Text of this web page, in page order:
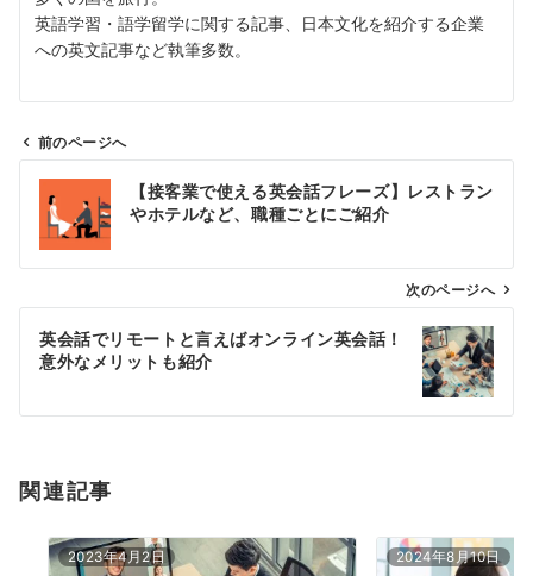
英語学習・語学留学に関する記事、日本文化を紹介する企業
への英文記事など執筆多数。
ン
前のページへ
【接客業で使える英会話フレーズ】レストラン
やホテルなど、職種ごとにご紹介
次のページへ
英会話でリモートと言えばオンライン英会話！
意外なメリットも紹介
関連記事
2023年4月2日 2024年8月10日